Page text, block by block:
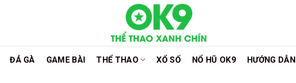
ĐÁ GÀ GAME BÀI THỂ THAO XỔ SỐ NỔ HŨ OK9 HƯỚNG DẪN